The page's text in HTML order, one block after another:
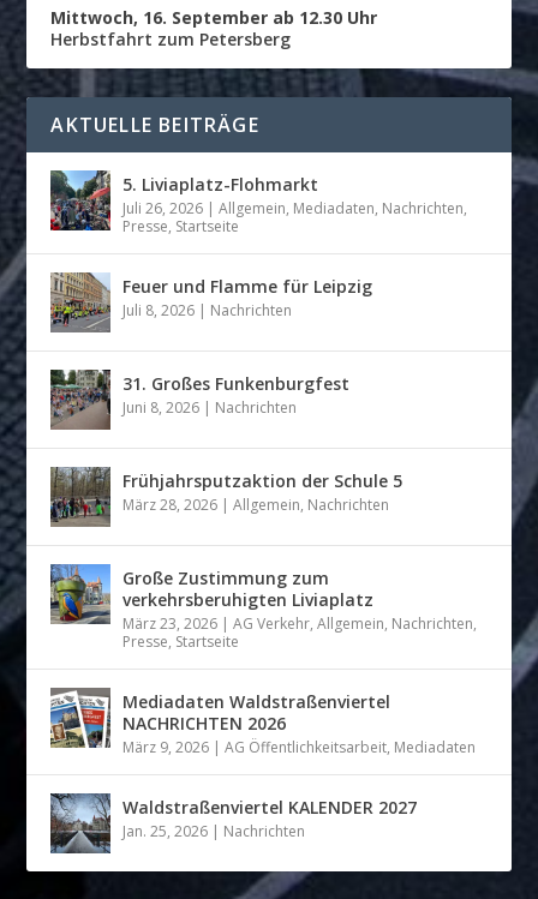
Mittwoch, 16. September ab 12.30 Uhr
Herbstfahrt zum Petersberg
AKTUELLE BEITRÄGE
5. Liviaplatz-Flohmarkt
Juli 26, 2026 |Allgemein, Mediadaten, Nachrichten,
Presse, Startseite
Feuer und Flamme für Leipzig
Juli 8, 2026 Nachrichten
31. Großes Funkenburgfest
Juni 8, 2026 Nachrichten
Frühjahrsputzaktion der Schule 5
März 28, 2026 |Allgemein, Nachrichten
Große Zustimmung zum
verkehrsberuhigten Liviaplatz
März 23, 2026 |AG Verkehr,Allgemein, Nachrichten,
Presse, Startseite
Mediadaten Waldstraßenviertel
NACHRICHTEN 2026
März 9, 2026 |AG Öffentlichkeitsarbeit, Mediadaten
Waldstraßenviertel KALENDER 2027
Jan. 25, 2026 Nachrichten